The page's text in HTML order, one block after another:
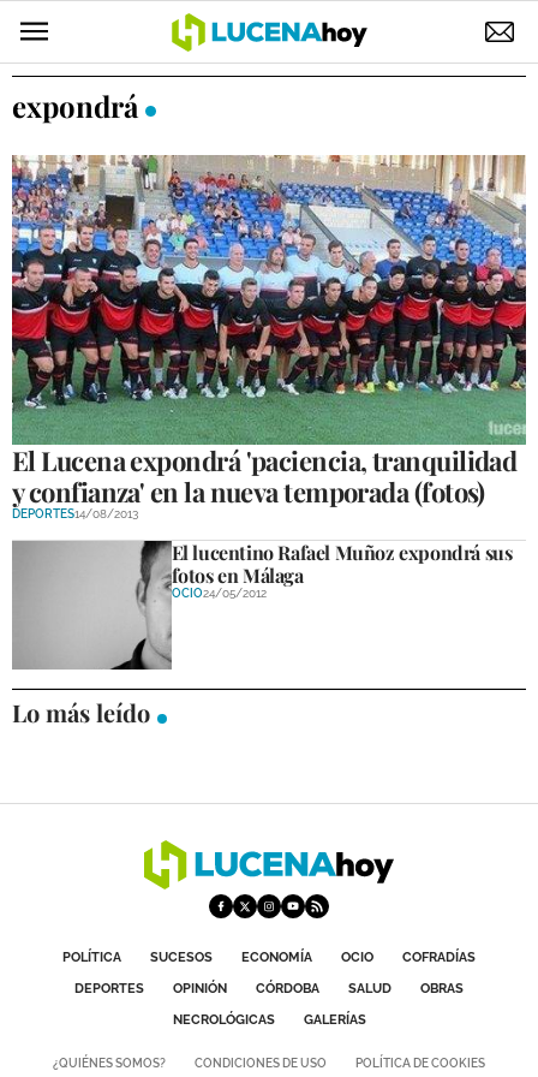
ELECCIONES
SUCESOS
ECONOMÍA
DESARROLLO LOCAL
LUCENA EMPRESAS
OCIO
COFRADÍAS
COMPETICIONES
DEPORTE BASE
OPINIÓN
CÓRDOBA
SALUD
NECROLÓGICAS
expondrá
El Lucena expondrá 'paciencia, tranquilidad
y confianza' en la nueva temporada (fotos)
DEPORTES14/08/2013
El lucentino Rafael Muñoz expondrá sus
fotos en Málaga
OCIO24/05/2012
Lo más leído
POLÍTICA SUCESOS ECONOMÍA OCIO
COFRADÍAS
DEPORTES
OPINIÓN CÓRDOBA SALUD
OBRAS
NECROLÓGICAS
GALERÍAS
¿QUIÉNES SOMOS? CONDICIONES DE USO POLÍTICA DE COOKIES